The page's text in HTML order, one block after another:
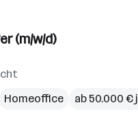
(m/w/d)
Homeoffice ab 50.000 €